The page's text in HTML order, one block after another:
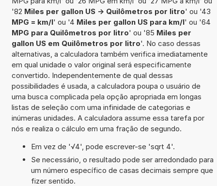
'82 Miles per gallon US -> Quilômetros por litro' ou '43
MPG = km/l' ou '4 Miles per gallon US para km/l' ou '64
MPG para Quilômetros por litro' ou '85 Miles per
gallon US em Quilômetros por litro'. No caso dessas
alternativas, a calculadora também verifica imediatamente
em qual unidade o valor original será especificamente
convertido. Independentemente de qual dessas
possibilidades é usada, a calculadora poupa o usuário de
uma busca complicada pela opção apropriada em longas
listas de seleção com uma infinidade de categorias e
inúmeras unidades. A calculadora assume essa tarefa por
nós e realiza o cálculo em uma fração de segundo.
Em vez de '√4', pode escrever-se 'sqrt 4'.
Se necessário, o resultado pode ser arredondado para
um número específico de casas decimais sempre que
fizer sentido.